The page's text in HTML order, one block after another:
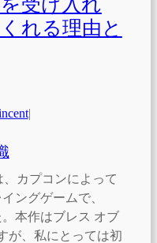
受け入れ
れる理由と
|
、カプコンによって
ングゲームで、
本作はブレス オブ
が、私にとっては初